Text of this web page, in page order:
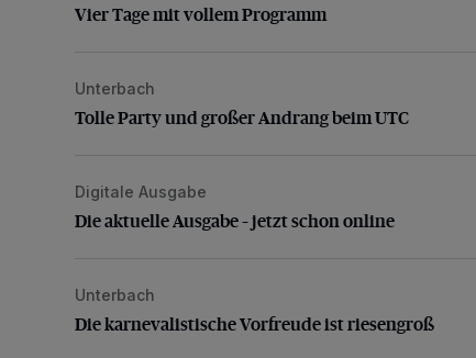
Vier Tage mit vollem Programm
Tolle Party und großer Andrang beim UTC
Unterbach
Tolle Party und großer Andrang beim UTC
Die aktuelle Ausgabe – jetzt schon online
Digitale Ausgabe
Die aktuelle Ausgabe – jetzt schon online
Die karnevalistische Vorfreude ist riesengroß
Unterbach
Die karnevalistische Vorfreude ist riesengroß